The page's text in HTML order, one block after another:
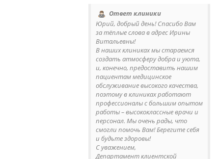
Ответ клиники
Юрий, добрый день! Спасибо Вам
за тёплые слова в адрес Ирины
Витальевны!
В наших клиниках мы стараемся
создать атмосферу добра и уюта,
и, конечно, предоставить нашим
пациентам медицинское
обслуживание высокого качества,
поэтому в клиниках работают
профессионалы с большим опытом
работы – высококлассные врачи и
персонал. Мы очень рады, что
смогли помочь Вам! Берегите себя
и будьте здоровы!
С уважением,
Департамент клиентской